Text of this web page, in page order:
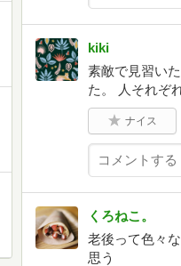
kiki
素敵で見習い
た。 人それぞ
ナイス
くろねこ。
老後って色々
思う